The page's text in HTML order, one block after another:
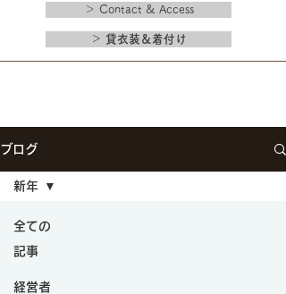
＞ Contact & Access
＞ 貸衣装＆着付け
ブログ
全ての
記事
経営者
新年